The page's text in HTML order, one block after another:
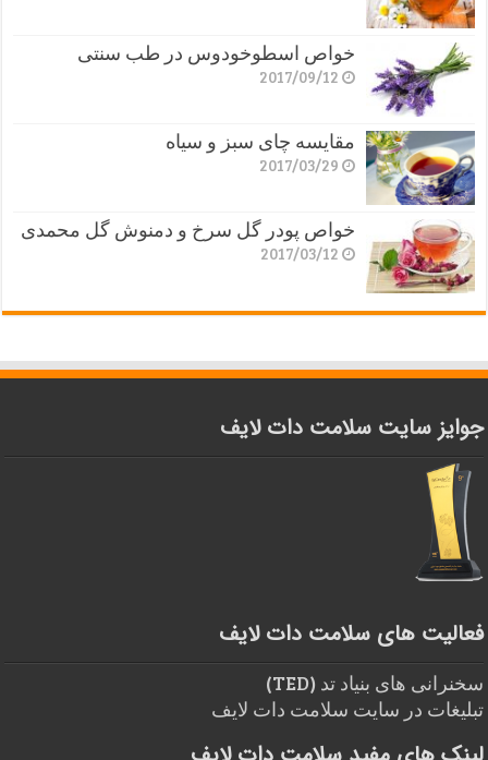
خواص اسطوخودوس در طب سنتی
2017/09/12
مقایسه چای سبز و سیاه
2017/03/29
خواص پودر گل سرخ و دمنوش گل محمدی
2017/03/12
جوایز سایت سلامت دات لایف
فعالیت های سلامت دات لایف
سخنرانی های بنیاد تد (TED)
تبلیغات در سایت سلامت دات لایف